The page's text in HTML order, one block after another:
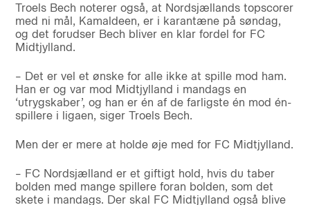
Troels Bech noterer også, at Nordsjællands topscorer
med ni mål, Kamaldeen, er i karantæne på søndag,
og det forudser Bech bliver en klar fordel for FC
Midtjylland.
– Det er vel et ønske for alle ikke at spille mod ham.
Han er og var mod Midtjylland i mandags en
‘utrygskaber’, og han er én af de farligste én mod én-
spillere i ligaen, siger Troels Bech.
Men der er mere at holde øje med for FC Midtjylland.
– FC Nordsjælland er et giftigt hold, hvis du taber
bolden med mange spillere foran bolden, som det
skete i mandags. Der skal FC Midtjylland også blive